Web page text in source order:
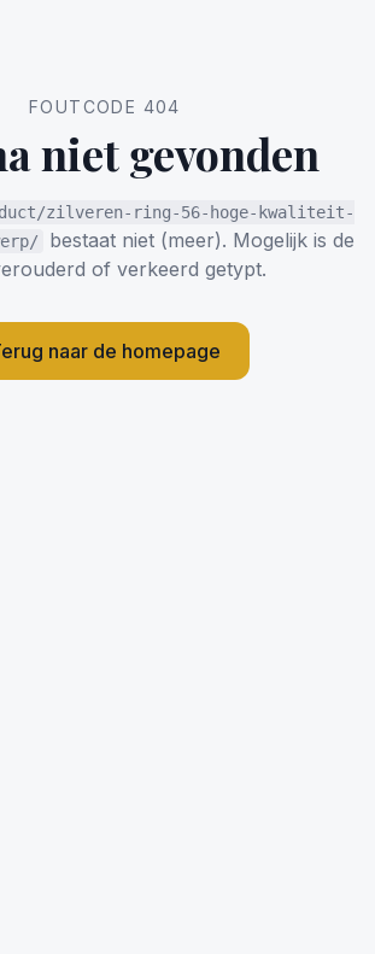
FOUTCODE 404
niet gevonden
zilveren-ring-56-hoge-kwaliteit-
bestaat niet (meer). Mogelijk is de
of verkeerd getypt.
naar de homepage